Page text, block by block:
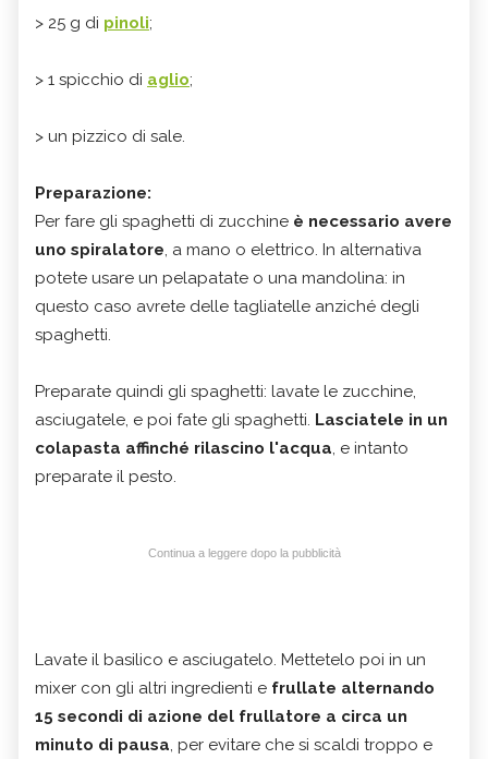
> 25 g di pinoli;
> 1 spicchio di aglio;
> un pizzico di sale.
Preparazione:
Per fare gli spaghetti di zucchine è necessario avere
uno spiralatore, a mano o elettrico. In alternativa
potete usare un pelapatate o una mandolina: in
questo caso avrete delle tagliatelle anziché degli
spaghetti.
Preparate quindi gli spaghetti: lavate le zucchine,
asciugatele, e poi fate gli spaghetti. Lasciatele in un
colapasta affinché rilascino l'acqua, e intanto
preparate il pesto.
Continua a leggere dopo la pubblicità
Lavate il basilico e asciugatelo. Mettetelo poi in un
mixer con gli altri ingredienti e frullate alternando
15 secondi di azione del frullatore a circa un
minuto di pausa, per evitare che si scaldi troppo e